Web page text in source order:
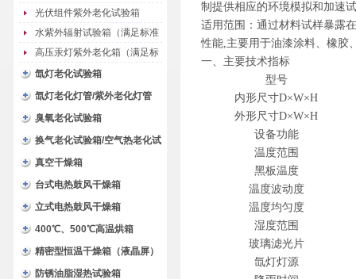
GB/T16776）
光伏组件紫外老化试验箱
水紫外辐射试验箱（满足标准
JC485-1992）
高压汞灯紫外老化箱（满足标
准GB/T16777）
氙灯老化试验箱
氙灯老化灯管/紫外老化灯管
（耗材）
臭氧老化试验箱
换气老化试验箱/空气热老化试
验箱
真空干燥箱
台式电热鼓风干燥箱
立式电热鼓风干燥箱
400℃、500℃高温烘箱
精密型恒温干燥箱（液晶屏）
防锈油脂湿热试验箱
制提供相应的环境模拟和加速
适用范围：通过材料试样暴露
性能,主要用于油漆涂料、橡胶
一、主要技术指标
型号
内形尺寸D×W×H
外形尺寸D×W×H
设备功能
温度范围
黑板温度
温度波动度
温度均匀度
湿度范围
玻璃滤光片
氙灯灯源